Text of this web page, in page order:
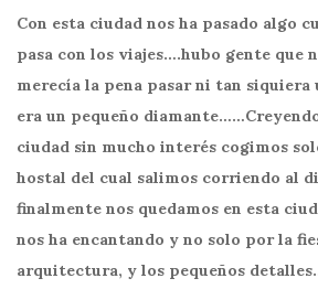
Con esta ciudad nos ha pasado algo
pasa con los viajes….hubo gente que
merecía la pena pasar ni tan siquiera
era un pequeño
ciudad sin mucho interés cogimos
hostal del cual salimos corriendo al
finalmente nos quedamos en esta
nos ha encantando y no solo por la
arquitectura, y los pequeños